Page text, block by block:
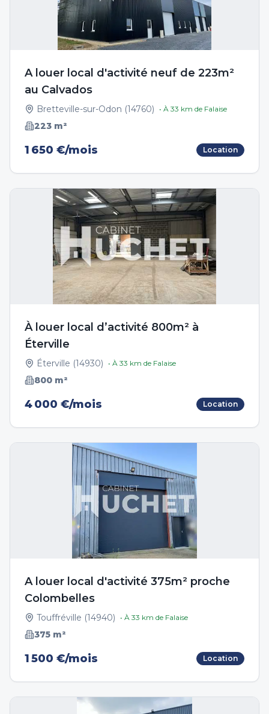
A louer local d'activité neuf de 223m²
au Calvados
Bretteville-sur-Odon (14760) • À 33 km de Falaise
223 m²
1 650 €/mois Location
À louer local d’activité 800m² à
Éterville
Éterville (14930) • À 33 km de Falaise
800 m²
4 000 €/mois Location
A louer local d'activité 375m² proche
Colombelles
Touffréville (14940) • À 33 km de Falaise
375 m²
1 500 €/mois Location